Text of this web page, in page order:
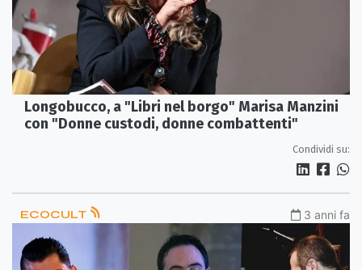
Longobucco, a "Libri nel borgo" Marisa Manzini
con "Donne custodi, donne combattenti"
Condividi su:
ECOCULT 3 anni fa